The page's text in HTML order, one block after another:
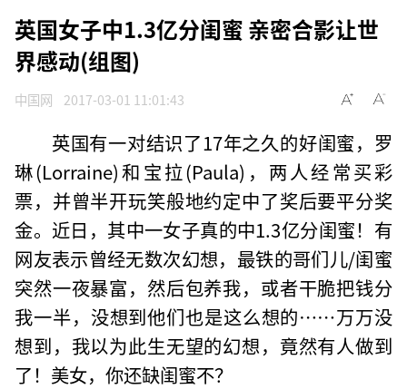
英国女子中1.3亿分闺蜜 亲密合影让世
界感动(组图)
中国网 2017-03-01 11:01:43
英国有一对结识了17年之久的好闺蜜，罗
琳(Lorraine)和宝拉(Paula)，两人经常买彩
票，并曾半开玩笑般地约定中了奖后要平分奖
金。近日，其中一女子真的中1.3亿分闺蜜！有
网友表示曾经无数次幻想，最铁的哥们儿/闺蜜
突然一夜暴富，然后包养我，或者干脆把钱分
我一半，没想到他们也是这么想的……万万没
想到，我以为此生无望的幻想，竟然有人做到
了！美女，你还缺闺蜜不？